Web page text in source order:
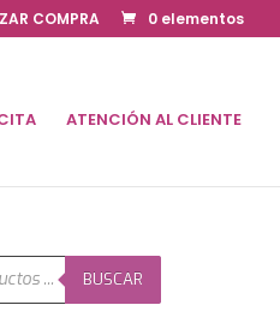
COMPRA 0 elementos
ATENCIÓN AL CLIENTE
BUSCAR